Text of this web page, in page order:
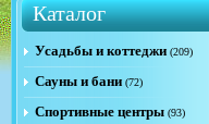
Каталог
Усадьбы и коттеджи (209)
Сауны и бани (72)
Спортивные центры (93)